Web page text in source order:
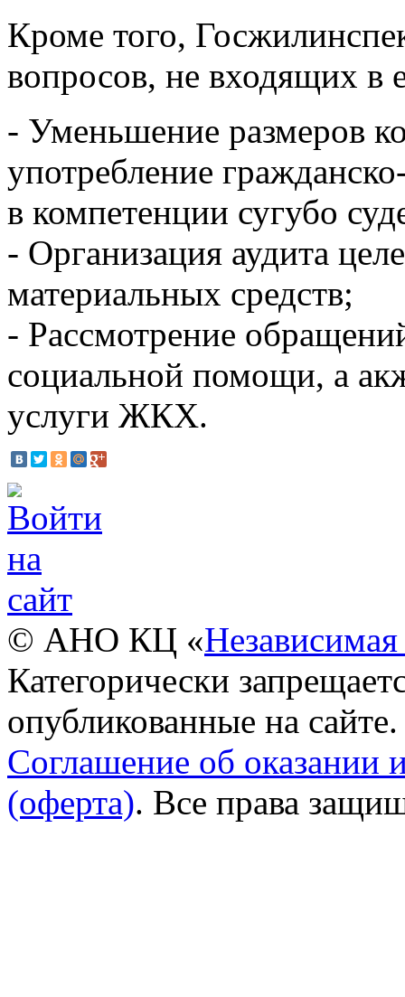
Кроме того,
вопросов, не входящих в
- Уменьшение размеров
употребление
в компетенции сугубо
- Организация аудита
материальных средств;
- Рассмотрение
социальной помощи, а
услуги ЖКХ.
© АНО КЦ «Независимая
Категорически
опубликованные на сайте.
Соглашение об оказании
(оферта). Все права